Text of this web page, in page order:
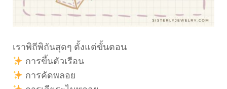
เราพิถีพิถันสุดๆ ตั้งแต่ขั้นตอน
การขึ้นตัวเรือน
การคัดพลอย